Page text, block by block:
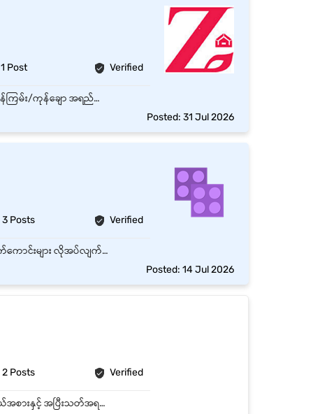
1 Post Verified
ဓာတ်ခွဲခန်း လုပ်ငန်းဆောင်တာများ ဆောင်ရွက်ခြင်း: နေ့စဉ် QC ဓာတ်ခွဲခန်း၏ လုပ်ငန်းစဉ်များနှင့် ကုန်ကြမ်း/ကုန်ချော အရည်အသွေး စစ်ဆေးခြင်းလုပ်ငန်းများတွင် ပါဝင်ကူညီရန်။ နမူနာပစ္စည်းများ စစ်ဆေးခြင်း: သတ်မှတ်ထားသော QC Standard Operating Procedures (SOPs) များအတိုင်း နမူနာပစ္စည်းများကို စစ်ဆေးရန်နှင့် စစ်ဆေးတွေ့ရှိချက်များကို HOD (ဌာနမှူး) များထံ အစီရင်ခံတင်ပြရန်။ ဓာတ်ခွဲခန်းနှင့် စက်ပစ္စည်း ပြင်ဆင်ခြင်း: ဓာတ်ခွဲခန်းပြင်ဆင်ခြင်း၊ စက်ပစ္စည်းများ တပ်ဆင်/ပြင်ဆင်ခြင်းနှင့် လိုအပ်သော ပစ္စည်းကိရိယာများကို ဖြည့်တင်းထိန်းသိမ်းရန်။ ဓာတုပစ္စည်းနှင့် စက်ပစ္စည်းများ စောင့်ကြည့်စစ်ဆေးခြင်း: ဓာတုပစ္စည်းများ၊ စက်ပစ္စည်းများ၏ Calibration (စံချိန်စံညွှန်း ကိုက်ညီမှု) နှင့် ဓာတ်ခွဲခန်း သန့်ရှင်းရေးတို့ကို စနစ်တကျ စောင့်ကြည့်ထိန်းသိမ်းရန်။ အစီရင်ခံစာနှင့် လုပ်ငန်းစဉ်များ တိုးတက်စေခြင်း: QC အစီရင်ခံစာများ၊ လစဉ် အနှစ်ချုပ်စာရင်းများ ပြုစုရာတွင် ကူညီရန်နှင့် SOP (လုပ်ငန်းလမ်းညွှန်) များ ပိုမိုကောင်းမွန်လာစေရန် ပါဝင်ကူညီရန်။ ပြဿနာများ တင်ပြခြင်း: အရည်အသွေးဆိုင်ရာ ဖြစ်စဉ်များ သို့မဟုတ် စံချိန်စံညွှန်း မကိုက်ညီမှုများတွေ့ရှိပါက ချက်ချင်း သတင်းပို့ အစီရင်ခံရန်။ ဌာနပေါင်းစုံ ပူးပေါင်းဆောင်ရွက်ခြင်း: အရည်အသွေး ထိန်းချုပ်မှုဆိုင်ရာ ကိစ္စရပ်များတွင် အခြားဌာနများနှင့် ပူးပေါင်းဆောင်ရွက်ရန်။
Posted: 31 Jul 2026
3 Posts Verified
Ivory Co.,Ltd Advertising and Signwork တွင် တာဝန်ထမ်းဆောင်ရန် အောက်ပါလုပ်ဖော်ကိုင်ဖက်ကောင်းများ လိုအပ်လျက် ရှိပါသည်။ အလုပ်ချိန် - 9:00 AM to 6:00 PM ပိတ်ရက် - တနင်္ဂနွေ + Gazetted ကြီးများ
Posted: 14 Jul 2026
2 Posts Verified
အဝတ်အထည်များနှင့် ဆက်စပ်ပစ္စည်းများ၏ အရည်အသွေးကို စစ်ဆေးရန် ချုပ်ရိုး၊ အထည်သား၊ အရွယ်အစားနှင့် အပြီးသတ်အရည်အသွေးများကို စစ်ဆေးအတည်ပြုရန် ချို့ယွင်းချက်ရှိသော ကုန်ပစ္စည်းများကို ခွဲခြားသတ်မှတ်ပြီး အစီရင်ခံတင်ပြရန် Packing မပြုလုပ်မီနှင့် ပစ္စည်းမပို့ဆောင်မီ အရည်အသွေးစစ်ဆေးမှုများ ပြုလုပ်ရန် အရည်အသွေးစံနှုန်းများနှင့် လုပ်ငန်းစဉ်များကို လိုက်နာဆောင်ရွက်ရန် Packing, Warehouse နှင့် သက်ဆိုင်ရာဌာနများနှင့် ပူးပေါင်း၍ အရည်အသွေးပြဿနာများကို ဖြေရှင်းရန် အရည်အသွေးစစ်ဆေးမှု မှတ်တမ်းများနှင့် Report များကို စနစ်တကျ ထိန်းသိမ်းရန် ကုန်ပစ္စည်းအရည်အသွေး တိုးတက်စေရန် အကြံပြုချက်များ ပေးနိုင်ရန် အတည်ပြုပြီးသော ကုန်ပစ္စည်းများကို စနစ်တကျ Label တပ်ဆင်ခြင်းနှင့် Packing ပြုလုပ်ထားကြောင်း သေချာစေရန်